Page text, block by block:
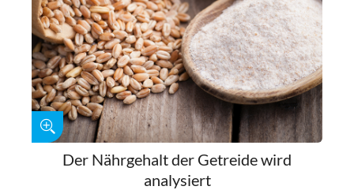
Der Nährgehalt der Getreide wird
analysiert